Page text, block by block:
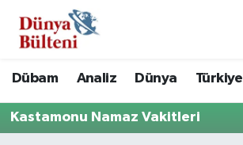
Dübam Analiz Dünya Türkiye
Kastamonu Namaz Vakitleri
Hava Durumu